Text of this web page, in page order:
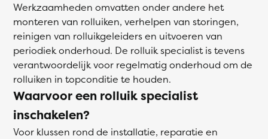
Werkzaamheden omvatten onder andere het
monteren van rolluiken, verhelpen van storingen,
reinigen van rolluikgeleiders en uitvoeren van
periodiek onderhoud. De rolluik specialist is tevens
verantwoordelijk voor regelmatig onderhoud om de
rolluiken in topconditie te houden.
Waarvoor een rolluik specialist
inschakelen?
Voor klussen rond de installatie, reparatie en